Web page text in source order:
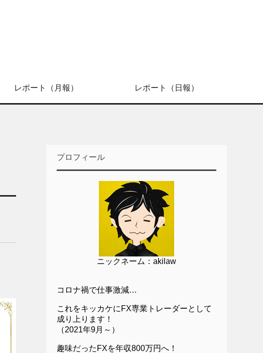
レポート（月報） レポート（日報）
プロフィール
ニックネーム：akilaw
コロナ禍で仕事激減…
これをキッカケにFX専業トレーダーとして
成り上ります！
（2021年9月～）
趣味だったFXを年収800万円へ！